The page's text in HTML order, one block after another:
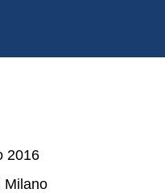
2016
Milano